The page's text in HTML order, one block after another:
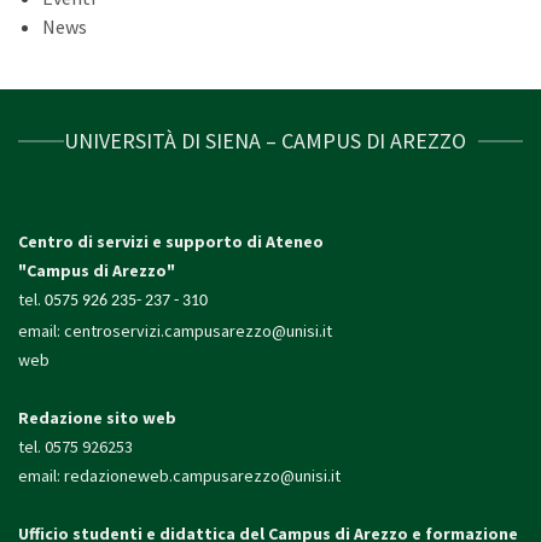
News
UNIVERSITÀ DI SIENA – CAMPUS DI AREZZO
Centro di servizi e supporto di Ateneo
"Campus di Arezzo"
tel. 0575 926 235- 237 - 310
email: centroservizi.campusarezzo@unisi.it
web
Redazione sito web
tel. 0575 926253
email: redazioneweb.campusarezzo@unisi.it
Ufficio studenti e didattica del Campus di Arezzo e formazione